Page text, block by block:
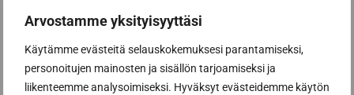
Arvostamme yksityisyyttäsi
Käytämme evästeitä selauskokemuksesi parantamiseksi,
personoitujen mainosten ja sisällön tarjoamiseksi ja
liikenteemme analysoimiseksi. Hyväksyt evästeidemme käytön
Relaterade produkter